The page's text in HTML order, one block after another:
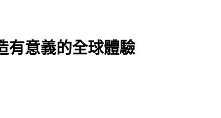
有意義的全球體驗